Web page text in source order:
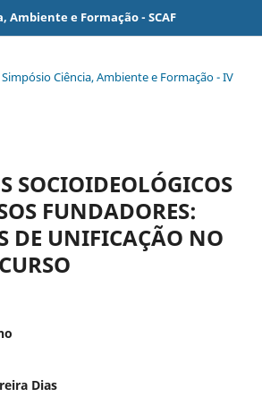
Ambiente e Formação - SCAF
Ciência, Ambiente e Formação - IV
SOCIOIDEOLÓGICOS
FUNDADORES:
DE UNIFICAÇÃO NO
Dias